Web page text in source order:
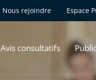
Nous rejoindre Espace
Avis consultatifs